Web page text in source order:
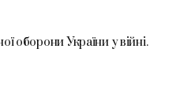
оборони України у війні.